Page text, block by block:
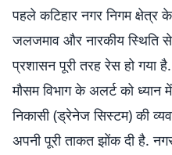
पहले कटिहार नगर निगम क्षेत्र
जलजमाव और नारकीय स्थिति से
प्रशासन पूरी तरह रेस हो गया
मौसम विभाग के अलर्ट को
निकासी (ड्रेनेज सिस्टम) की
अपनी पूरी ताकत झोंक दी है.